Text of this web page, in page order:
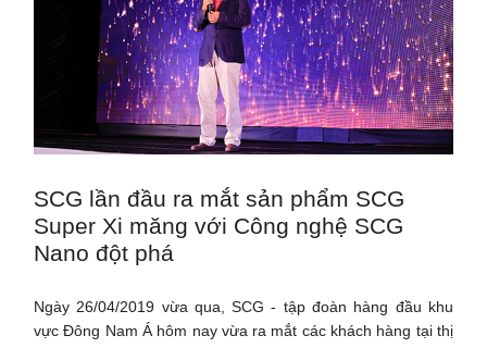
SCG lần đầu ra mắt sản phẩm SCG
Super Xi măng với Công nghệ SCG
Nano đột phá
Ngày 26/04/2019 vừa qua, SCG - tập đoàn hàng đầu khu
vực Đông Nam Á hôm nay vừa ra mắt các khách hàng tại thị